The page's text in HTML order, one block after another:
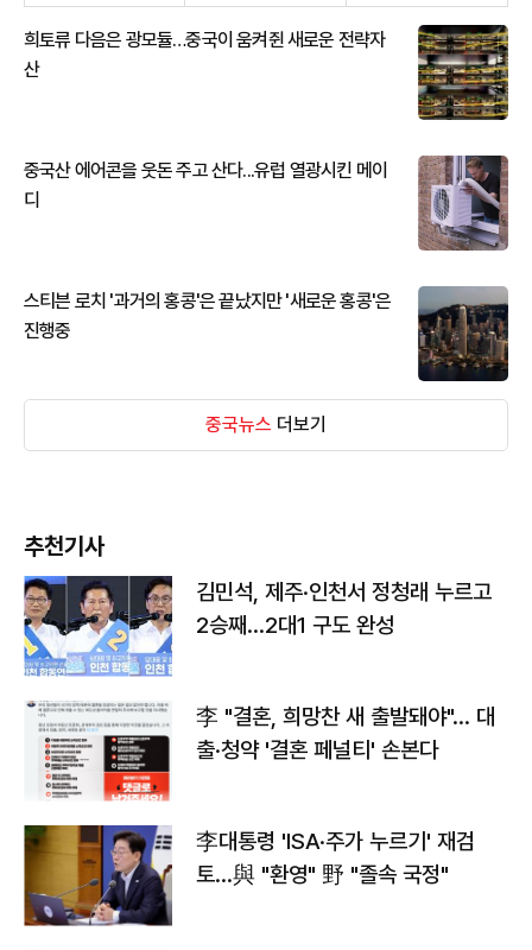
희토류 다음은 광모듈…중국이 움켜쥔 새로운 전략자
산
중국산 에어콘을 웃돈 주고 산다...유럽 열광시킨 메이
디
스티븐 로치 '과거의 홍콩'은 끝났지만 '새로운 홍콩'은
진행중
중국뉴스 더보기
추천기사
김민석, 제주·인천서 정청래 누르고
2승째…2대1 구도 완성
李 "결혼, 희망찬 새 출발돼야"… 대
출·청약 '결혼 페널티' 손본다
李대통령 'ISA·주가 누르기' 재검
토…與 "환영" 野 "졸속 국정"